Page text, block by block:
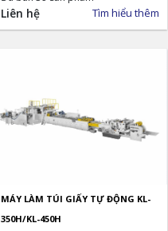
Liên hệ Tìm hiểu thêm
MÁY LÀM TÚI GIẤY TỰ ĐỘNG KL-
350H/KL-450H